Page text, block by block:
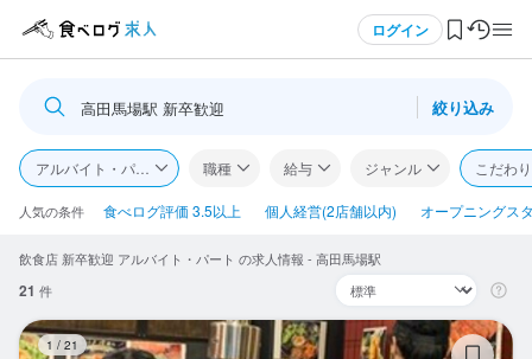
ログイン
ログイン・無料会員登録
食べログ求人TOP
求人検索
高田馬場駅 新卒歓迎 絞り込み
アルバイト・パート 職種 給与 ジャンル こだわ
人気の条件 食べログ評価 3.5以上 個人経営(2店舗以内) オープニングス
飲食店 新卒歓迎 アルバイト・パート の求人情報 - 高田馬場駅
21 件
1 / 21